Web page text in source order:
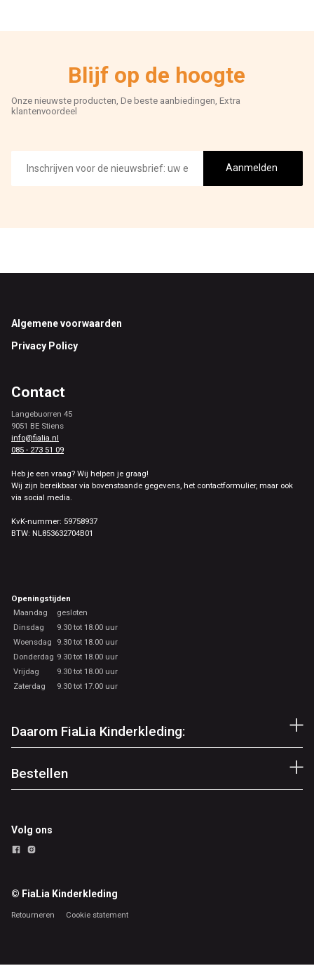
Blijf op de hoogte
Onze nieuwste producten, De beste aanbiedingen, Extra
klantenvoordeel
mailadres
Aanmelden
Footer
Algemene voorwaarden
Privacy Policy
Contact
Langebuorren 45
9051 BE Stiens
info@fialia.nl
085 - 273 51 09
Heb je een vraag? Wij helpen je graag!
Wij zijn bereikbaar via bovenstaande gegevens, het contactformulier, maar ook
via social media.
KvK-nummer: 59758937
BTW: NL853632704B01
Openingstijden
Maandag
gesloten
Dinsdag
9.30 tot 18.00 uur
Woensdag
9.30 tot 18.00 uur
Donderdag 9.30 tot 18.00 uur
Vrijdag
9.30 tot 18.00 uur
Zaterdag
9.30 tot 17.00 uur
Daarom FiaLia Kinderkleding:
Bestellen
Volg ons
© FiaLia Kinderkleding
Retourneren Cookie statement